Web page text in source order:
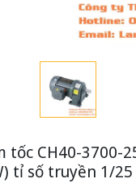
tốc CH40-3700-
tỉ số truyền 1/25